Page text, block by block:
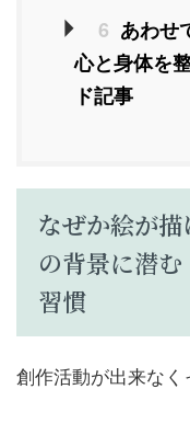
6 あわせ
心と身体を
ド記事
なぜか絵が
の背景に潜
習慣
創作活動が出来なく